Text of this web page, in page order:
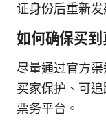
证身份后重新
如何确保买到
尽量通过官方
买家保护、可
票务平台。